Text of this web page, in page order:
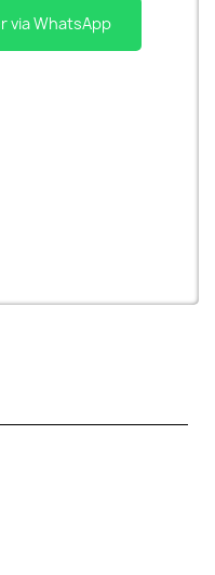
via WhatsApp